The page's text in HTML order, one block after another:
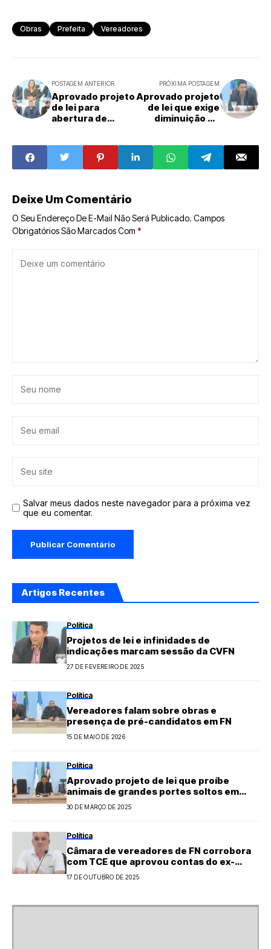
Obras Prefeita Vereadores
POSTAGEM ANTERIOR
Aprovado projeto
de lei para
abertura de
fundo municipal
de cultura de FN
PRÓXIMA POSTAGEM
Aprovado projeto
de lei que exige
diminuição de
atendimento
bancário
Deixe Um Comentário
O Seu Endereço De E-Mail Não Será Publicado. Campos
Obrigatórios São Marcados Com *
Salvar meus dados neste navegador para a próxima vez
que eu comentar.
Artigos Recentes
Política
Projetos de lei e infinidades de
indicações marcam sessão da CVFN
27 DE FEVEREIRO DE 2025
Política
Vereadores falam sobre obras e
presença de pré-candidatos em FN
15 DE MAIO DE 2026
Política
Aprovado projeto de lei que proíbe
animais de grandes portes soltos em
vias públicas de FN
30 DE MARÇO DE 2025
Política
Câmara de vereadores de FN corrobora
com TCE que aprovou contas do ex-
prefeito Luiz Natan
17 DE OUTUBRO DE 2025